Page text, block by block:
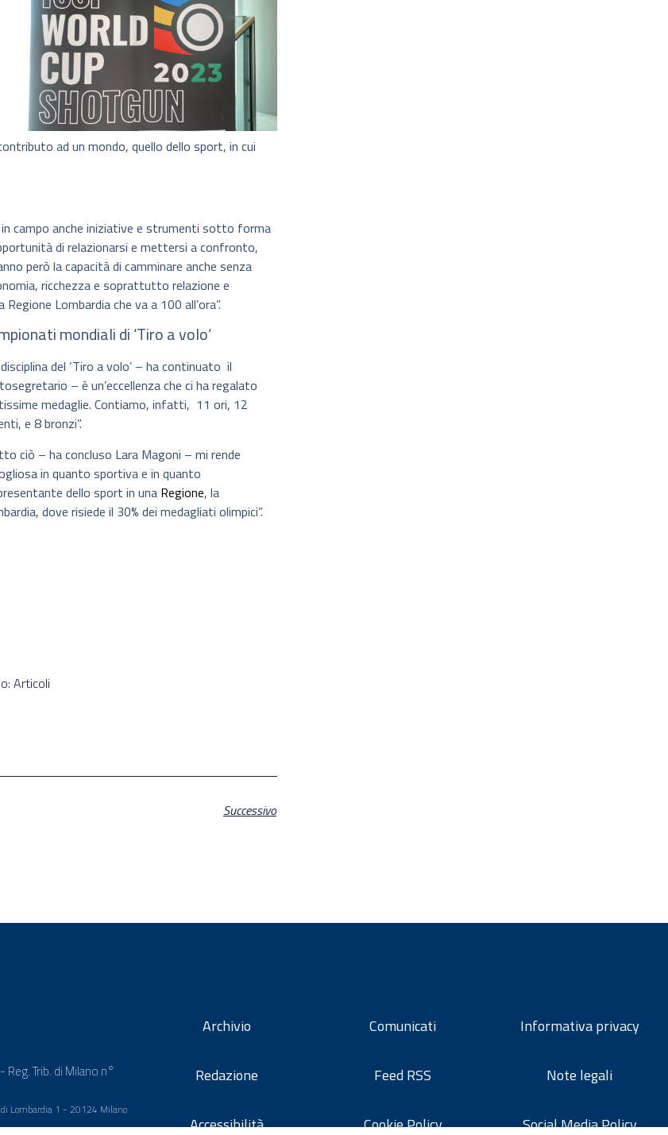
ad un mondo, quello dello sport, in cui
campo anche iniziative e strumenti sotto forma
di relazionarsi e mettersi a confronto,
però la capacità di camminare anche senza
ricchezza e soprattutto relazione e
Lombardia che va a 100 all’ora”.
mondiali di ‘Tiro a volo’
del ‘Tiro a volo’ – ha continuato il
– è un’eccellenza che ci ha regalato
medaglie. Contiamo, infatti, 11 ori, 12
e 8 bronzi”.
ciò – ha concluso Lara Magoni – mi rende
in quanto sportiva e in quanto
dello sport in una Regione, la
dove risiede il 30% dei medagliati olimpici”.
Articoli
Successivo
Trib. di Milano n°
Lombardia 1 - 20124 Milano
Archivio
Redazione
Accessibilità
Comunicati
Feed RSS
Cookie Policy
Informativa privacy
Note legali
Social Media Policy